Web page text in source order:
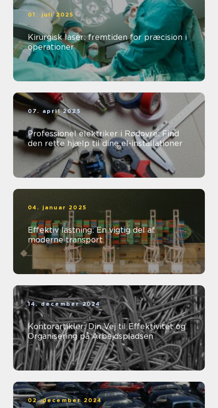
01. juli 2025
Kirurgisk laser: fremtiden for præcision i
operationer
07. april 2025
Professionel elektriker i Rødovre: Find
den rette hjælp til dine el-installationer
04. januar 2025
Effektiv lastning: En vigtig del af
moderne transport
14. december 2024
Kontorartikler: Din Vej til Effektivitet og
Organisering på Arbejdspladsen
02. december 2024